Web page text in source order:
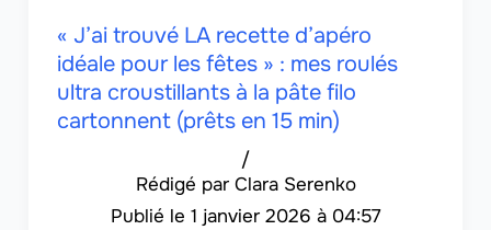
« J’ai trouvé LA recette d’apéro
idéale pour les fêtes » : mes roulés
ultra croustillants à la pâte filo
cartonnent (prêts en 15 min)
Clara Serenko
/
1 janvier 2026 à 04:57